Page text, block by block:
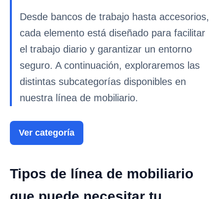
Desde bancos de trabajo hasta accesorios,
cada elemento está diseñado para facilitar
el trabajo diario y garantizar un entorno
seguro. A continuación, exploraremos las
distintas subcategorías disponibles en
nuestra línea de mobiliario.
Ver categoría
Tipos de línea de mobiliario